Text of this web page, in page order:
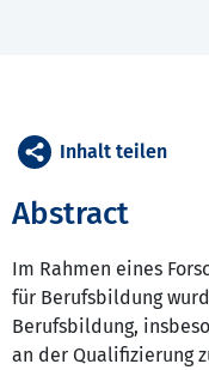
Abstract
Im Rahmen eines
für Berufsbildung
Berufsbildung,
an der Qualifizierung
Inhalt teilen